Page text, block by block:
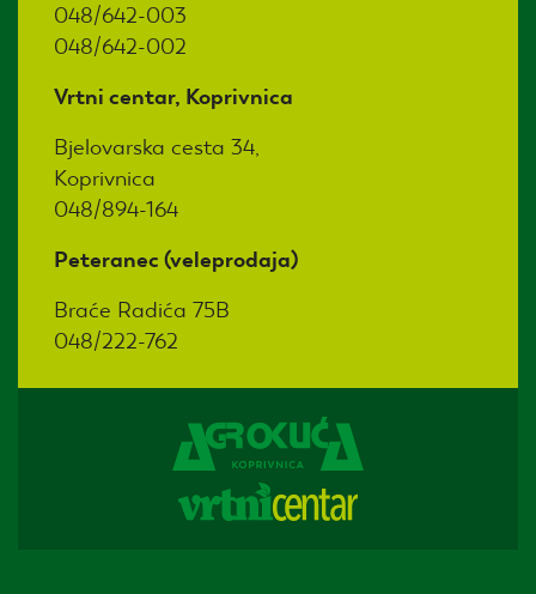
048/642-003
048/642-002
Vrtni centar, Koprivnica
Bjelovarska cesta 34,
Koprivnica
048/894-164
Peteranec (veleprodaja)
Braće Radića 75B
048/222-762